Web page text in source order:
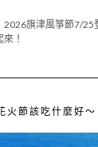
2026旗津風箏節7/25
！
火節該吃什麼好～